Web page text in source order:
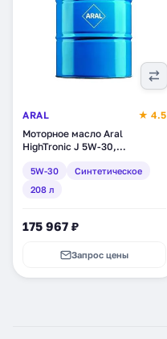
ARAL
★ 4.5
Моторное масло Aral
HighTronic J 5W-30,
5W-30
Синтетическое
208 л
175 967 ₽
Запрос цены